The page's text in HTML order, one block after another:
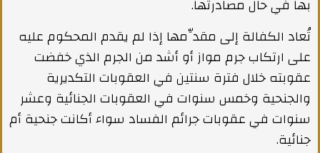
بها في حال مصادرتها.
تُعاد الكفالة إلى مقدِّمها إذا لم يقدم المحكوم عليه
على ارتكاب جرم مواز أو أشد من الجرم الذي خفضت
عقوبته خلال فترة سنتين في العقوبات التكديرية
والجنحية وخمس سنوات في العقوبات الجنائية وعشر
سنوات في عقوبات جرائم الفساد سواء أكانت جنحية أم
جنائية.